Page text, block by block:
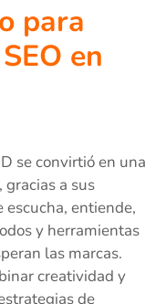
para
en
se convirtió en una
gracias a sus
escucha, entiende,
y herramientas
las marcas.
creatividad y
de